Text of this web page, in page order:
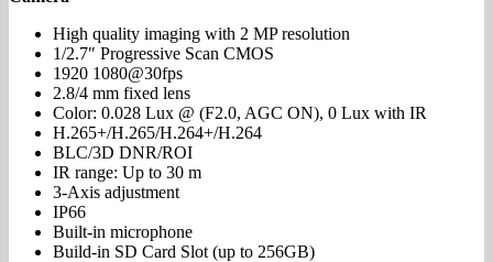
High quality imaging with 2 MP resolution
1/2.7″ Progressive Scan CMOS
1920 1080@30fps
2.8/4 mm fixed lens
Color: 0.028 Lux @ (F2.0, AGC ON), 0 Lux with IR
H.265+/H.265/H.264+/H.264
BLC/3D DNR/ROI
IR range: Up to 30 m
3-Axis adjustment
IP66
Built-in microphone
Build-in SD Card Slot (up to 256GB)